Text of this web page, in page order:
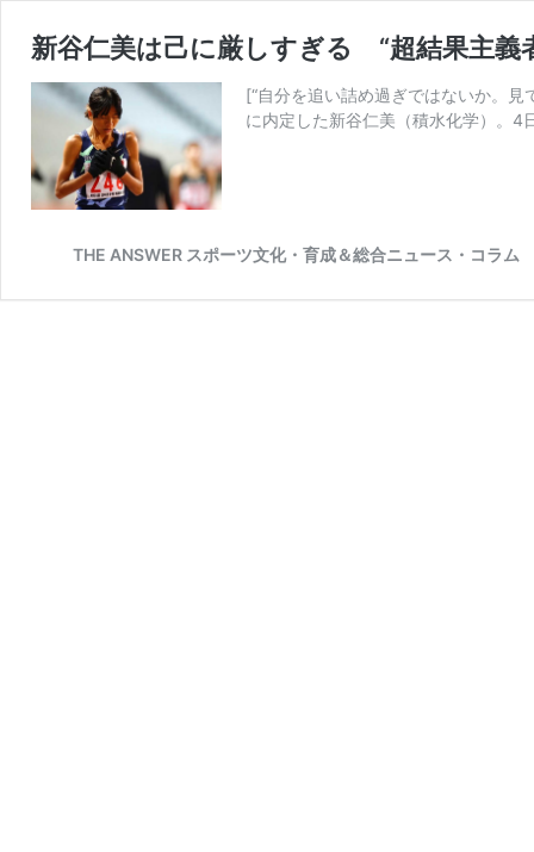
新谷仁美は己に厳しすぎる “超結果主義
[“自分を追い詰め過ぎではないか。
に内定した新谷仁美（積水化学）。
THE ANSWER スポーツ文化・育成＆総合ニュース・コラム